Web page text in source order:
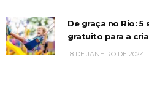
De graça no Rio:
gratuito para a
18 DE JANEIRO DE 2024